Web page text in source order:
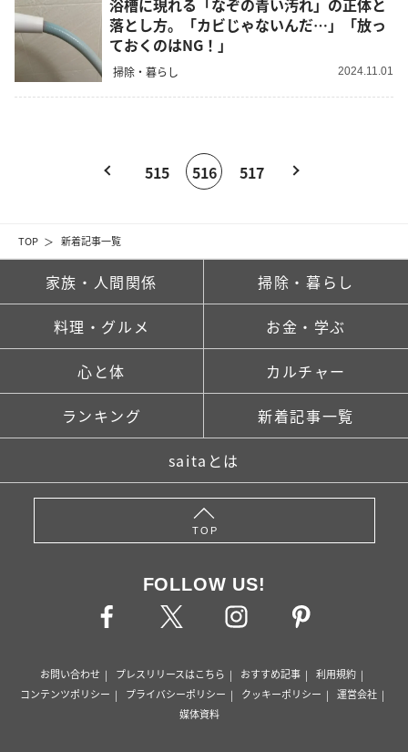
TOP 新着記事一覧
浴槽に現れる「なぞの青い汚れ」の正体と
落とし方。「カビじゃないんだ…」「放っ
ておくのはNG！」
掃除・暮らし 2024.11.01
515 516 517
家族・人間関係 掃除・暮らし
料理・グルメ お金・学ぶ
心と体 カルチャー
ランキング 新着記事一覧
saitaとは
TOP
FOLLOW US!
お問い合わせ プレスリリースはこちら おすすめ記事
利用規約
コンテンツポリシー
プライバシーポリシー クッキーポリシー
運営会社
媒体資料